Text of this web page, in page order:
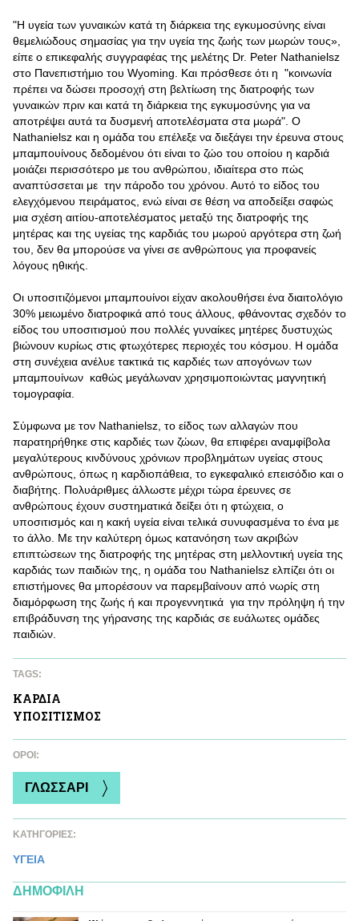
"Η υγεία των γυναικών κατά τη διάρκεια της εγκυμοσύνης είναι
θεμελιώδους σημασίας για την υγεία της ζωής των μωρών τους»,
είπε ο επικεφαλής συγγραφέας της μελέτης Dr. Peter Nathanielsz
στο Πανεπιστήμιο του Wyoming. Και πρόσθεσε ότι η "κοινωνία
πρέπει να δώσει προσοχή στη βελτίωση της διατροφής των
γυναικών πριν και κατά τη διάρκεια της εγκυμοσύνης για να
αποτρέψει αυτά τα δυσμενή αποτελέσματα στα μωρά". Ο
Nathanielsz και η ομάδα του επέλεξε να διεξάγει την έρευνα στους
μπαμπουίνους δεδομένου ότι είναι το ζώο του οποίου η καρδιά
μοιάζει περισσότερο με του ανθρώπου, ιδιαίτερα στο πώς
αναπτύσσεται με την πάροδο του χρόνου. Αυτό το είδος του
ελεγχόμενου πειράματος, ενώ είναι σε θέση να αποδείξει σαφώς
μια σχέση αιτίου-αποτελέσματος μεταξύ της διατροφής της
μητέρας και της υγείας της καρδιάς του μωρού αργότερα στη ζωή
του, δεν θα μπορούσε να γίνει σε ανθρώπους για προφανείς
λόγους ηθικής.
Οι υποσιτιζόμενοι μπαμπουίνοι είχαν ακολουθήσει ένα διαιτολόγιο
30% μειωμένο διατροφικά από τους άλλους, φθάνοντας σχεδόν το
είδος του υποσιτισμού που πολλές γυναίκες μητέρες δυστυχώς
βιώνουν κυρίως στις φτωχότερες περιοχές του κόσμου. Η ομάδα
στη συνέχεια ανέλυε τακτικά τις καρδιές των απογόνων των
μπαμπουίνων καθώς μεγάλωναν χρησιμοποιώντας μαγνητική
τομογραφία.
Σύμφωνα με τον Nathanielsz, το είδος των αλλαγών που
παρατηρήθηκε στις καρδιές των ζώων, θα επιφέρει αναμφίβολα
μεγαλύτερους κινδύνους χρόνιων προβλημάτων υγείας στους
ανθρώπους, όπως η καρδιοπάθεια, το εγκεφαλικό επεισόδιο και ο
διαβήτης. Πολυάριθμες άλλωστε μέχρι τώρα έρευνες σε
ανθρώπους έχουν συστηματικά δείξει ότι η φτώχεια, ο
υποσιτισμός και η κακή υγεία είναι τελικά συνυφασμένα το ένα με
το άλλο. Με την καλύτερη όμως κατανόηση των ακριβών
επιπτώσεων της διατροφής της μητέρας στη μελλοντική υγεία της
καρδιάς των παιδιών της, η ομάδα του Nathanielsz ελπίζει ότι οι
επιστήμονες θα μπορέσουν να παρεμβαίνουν από νωρίς στη
διαμόρφωση της ζωής ή και προγεννητικά για την πρόληψη ή την
επιβράδυνση της γήρανσης της καρδιάς σε ευάλωτες ομάδες
παιδιών.
TAGS:
ΚΑΡΔΙA
ΥΠΟΣΙΤΙΣΜΟΣ
ΌΡΟΙ:
ΓΛΩΣΣΑΡΙ
ΚΑΤΗΓΟΡΙΕΣ:
ΥΓΕΙΑ
ΔΗΜΟΦΙΛΗ